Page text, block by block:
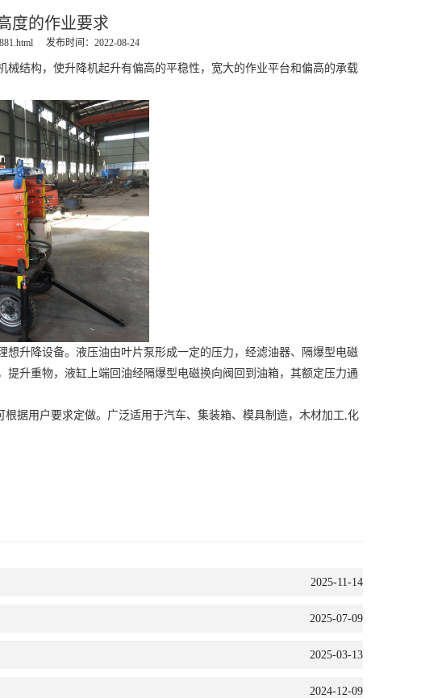
度的作业要求
发布时间：2022-08-24
结构，使升降机起升有偏高的平稳性，宽大的作业平台和偏高的承载
升降设备。液压油由叶片泵形成一定的压力，经滤油器、隔爆型电磁
升重物，液缸上端回油经隔爆型电磁换向阀回到油箱，其额定压力通
据用户要求定做。广泛适用于汽车、集装箱、模具制造，木材加工,化
2025-11-14
2025-07-09
2025-03-13
2024-12-09